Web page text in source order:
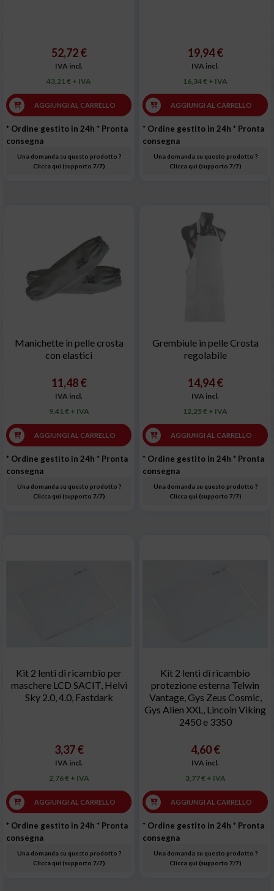
52,72 €
IVA incl.
43,21 € + IVA
AGGIUNGI AL CARRELLO
* Ordine gestito in 24h * Pronta
consegna
Una domanda su questo prodotto ?
Clicca qui (supporto 7/7)
19,94 €
IVA incl.
16,34 € + IVA
AGGIUNGI AL CARRELLO
* Ordine gestito in 24h * Pronta
consegna
Una domanda su questo prodotto ?
Clicca qui (supporto 7/7)
Manichette in pelle crosta
con elastici
11,48 €
IVA incl.
9,41 € + IVA
AGGIUNGI AL CARRELLO
* Ordine gestito in 24h * Pronta
consegna
Una domanda su questo prodotto ?
Clicca qui (supporto 7/7)
Grembiule in pelle Crosta
regolabile
14,94 €
IVA incl.
12,25 € + IVA
AGGIUNGI AL CARRELLO
* Ordine gestito in 24h * Pronta
consegna
Una domanda su questo prodotto ?
Clicca qui (supporto 7/7)
Kit 2 lenti di ricambio per
maschere LCD SACIT, Helvi
Sky 2.0, 4.0, Fastdark
3,37 €
IVA incl.
2,76 € + IVA
AGGIUNGI AL CARRELLO
* Ordine gestito in 24h * Pronta
consegna
Una domanda su questo prodotto ?
Clicca qui (supporto 7/7)
Kit 2 lenti di ricambio
protezione esterna Telwin
Vantage, Gys Zeus Cosmic,
Gys Alien XXL, Lincoln Viking
2450 e 3350
4,60 €
IVA incl.
3,77 € + IVA
AGGIUNGI AL CARRELLO
* Ordine gestito in 24h * Pronta
consegna
Una domanda su questo prodotto ?
Clicca qui (supporto 7/7)